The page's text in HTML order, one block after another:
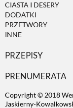
CIASTA I DESERY
DODATKI
PRZETWORY
INNE
PRZEPISY
PRENUMERATA
Copyright © 2018
Jaskierny-